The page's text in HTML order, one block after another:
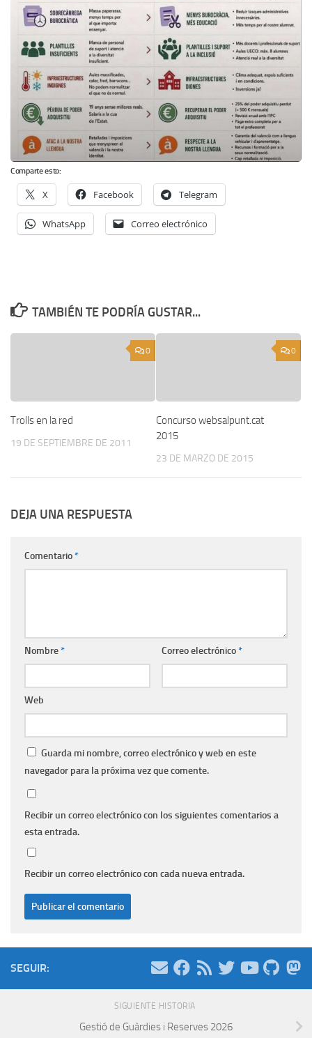
Comparte esto:
X Facebook Telegram
WhatsApp Correo electrónico
TAMBIÉN TE PODRÍA GUSTAR...
0
Trolls en la red
19 DE SEPTIEMBRE DE 2011
0
Concurso websalpunt.cat
2015
23 DE MARZO DE 2015
DEJA UNA RESPUESTA
Comentario*
Nombre* Correo electrónico*
Web
Guarda mi nombre, correo electrónico y web en este
navegador para la próxima vez que comente.
Recibir un correo electrónico con los siguientes comentarios a
esta entrada.
Recibir un correo electrónico con cada nueva entrada.
SEGUIR:
SIGUIENTE HISTORIA
Gestió de Guàrdies i Reserves 2026